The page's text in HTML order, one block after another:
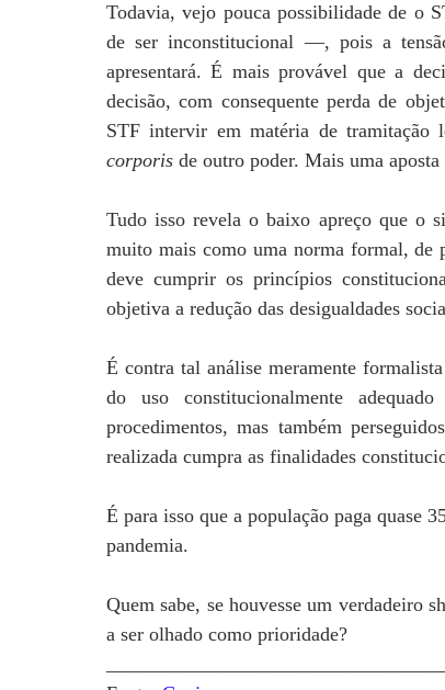
Todavia, vejo pouca possibilidade de o
de ser inconstitucional —, pois a
apresentará. É mais provável que a
decisão, com consequente perda de
STF intervir em matéria de tramitação
corporis de outro poder. Mais uma
Tudo isso revela o baixo apreço que o
muito mais como uma norma formal, de
deve cumprir os princípios
objetiva a redução das desigualdades
É contra tal análise meramente
do uso constitucionalmente
procedimentos, mas também
realizada cumpra as finalidades
É para isso que a população paga quase
pandemia.
Quem sabe, se houvesse um verdadeiro
a ser olhado como prioridade?